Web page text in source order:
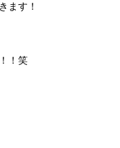
ます！
！笑